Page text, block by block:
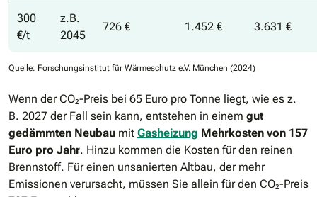
300
€/t
z.B.
2045
726 € 1.452 € 3.631 €
Quelle: Forschungsinstitut für Wärmeschutz e.V. München (2024)
Wenn der CO₂-Preis bei 65 Euro pro Tonne liegt, wie es z.
B. 2027 der Fall sein kann, entstehen in einem gut
gedämmten Neubau mit Gasheizung Mehrkosten von 157
Euro pro Jahr. Hinzu kommen die Kosten für den reinen
Brennstoff. Für einen unsanierten Altbau, der mehr
Emissionen verursacht, müssen Sie allein für den CO₂-Preis